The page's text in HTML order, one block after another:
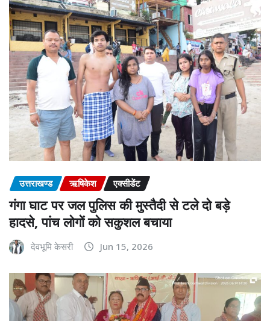
उत्तराखण्ड ऋषिकेश एक्सीडेंट
गंगा घाट पर जल पुलिस की मुस्तैदी से टले दो बड़े
हादसे, पांच लोगों को सकुशल बचाया
देवभूमि केसरी Jun 15, 2026